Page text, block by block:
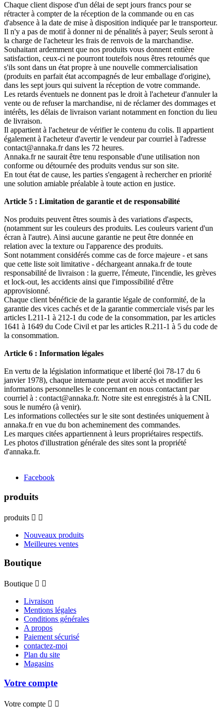
Chaque client dispose d'un délai de sept jours francs pour se
rétracter à compter de la réception de la commande ou en cas
d'absence à la date de mise à disposition indiquée par le transporteur.
Il n'y a pas de motif à donner ni de pénalités à payer; Seuls seront à
la charge de l'acheteur les frais de renvois de la marchandise.
Souhaitant ardemment que nos produits vous donnent entière
satisfaction, ceux-ci ne pourront toutefois nous êtres retournés que
s'ils sont dans un état propre à une nouvelle commercialisation
(produits en parfait état accompagnés de leur emballage d'origine),
dans les sept jours qui suivent la réception de votre commande.
Les retards éventuels ne donnent pas le droit à l'acheteur d'annuler la
vente ou de refuser la marchandise, ni de réclamer des dommages et
intérêts, les délais de livraison variant notamment en fonction du lieu
de livraison.
Il appartient à l'acheteur de vérifier le contenu du colis. Il appartient
également à l'acheteur d'avertir le vendeur par courriel à l'adresse
contact@annaka.fr dans les 72 heures.
Annaka.fr ne saurait être tenu responsable d'une utilisation non
conforme ou détournée des produits vendus sur son site.
En tout état de cause, les parties s'engagent à rechercher en priorité
une solution amiable préalable à toute action en justice.
Article 5 : Limitation de garantie et de responsabilité
Nos produits peuvent êtres soumis à des variations d'aspects,
(notamment sur les couleurs des produits. Les couleurs varient d'un
écran à l'autre). Ainsi aucune garantie ne peut être donnée en
relation avec la texture ou l'apparence des produits.
Sont notamment considérés comme cas de force majeure - et sans
que cette liste soit limitative - déchargeant annaka.fr de toute
responsabilité de livraison : la guerre, l'émeute, l'incendie, les grèves
et lock-out, les accidents ainsi que l'impossibilité d'être
approvisionné.
Chaque client bénéficie de la garantie légale de conformité, de la
garantie des vices cachés et de la garantie commerciale visés par les
articles L211-1 à 212-1 du code de la consommation, par les articles
1641 à 1649 du Code Civil et par les articles R.211-1 à 5 du code de
la consommation.
Article 6 : Information légales
En vertu de la législation informatique et liberté (loi 78-17 du 6
janvier 1978), chaque internaute peut avoir accès et modifier les
informations personnelles le concernant en nous contactant par
courriel à : contact@annaka.fr. Notre site est enregistrés à la CNIL
sous le numéro (à venir).
Les informations collectées sur le site sont destinées uniquement à
annaka.fr en vue du bon acheminement des commandes.
Les marques citées appartiennent à leurs propriétaires respectifs.
Les photos d'illustration générale des sites sont la propriété
d'annaka.fr.
Facebook
produits
produits  
Nouveaux produits
Meilleures ventes
Boutique
Boutique  
Livraison
Mentions légales
Conditions générales
A propos
Paiement sécurisé
contactez-moi
Plan du site
Magasins
Votre compte
Votre compte  